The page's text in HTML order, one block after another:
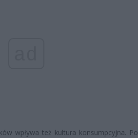
wpływa też kultura konsumpcyjna.